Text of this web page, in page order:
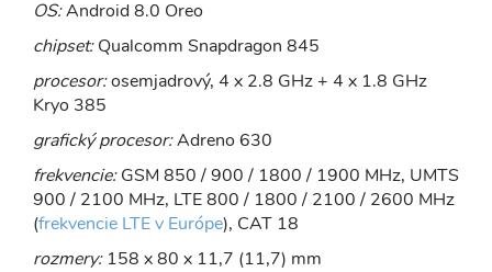
OS:Android 8.0 Oreo
chipset:Qualcomm Snapdragon 845
procesor:osemjadrový, 4 x 2.8 GHz + 4 x 1.8 GHz
Kryo 385
grafický procesor:Adreno 630
frekvencie:GSM 850 / 900 / 1800 / 1900 MHz, UMTS
900 / 2100 MHz, LTE 800 / 1800 / 2100 / 2600 MHz
(frekvencie LTE v Európe), CAT 18
rozmery:158 x 80 x 11,7 (11,7) mm